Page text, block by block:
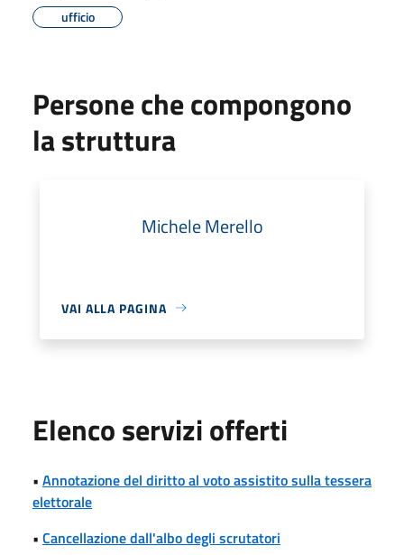
ufficio
Persone che compongono
la struttura
Michele Merello
VAI ALLA PAGINA
Elenco servizi offerti
• Annotazione del diritto al voto assistito sulla tessera
elettorale
• Cancellazione dall'albo degli scrutatori